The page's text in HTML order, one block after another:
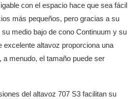
con el espacio hace que sea fácil
más pequeños, pero gracias a su
medio bajo de cono Continuum y su
excelente altavoz proporciona una
a menudo, el tamaño puede ser
del altavoz 707 S3 facilitan su